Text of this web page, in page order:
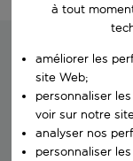
Nous
Des vacances
à tout
améliorer les
site Web;
personnaliser
voir sur notre
analyser nos
personnaliser